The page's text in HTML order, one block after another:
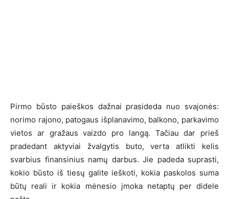
Pirmo būsto paieškos dažnai prasideda nuo svajonės:
norimo rajono, patogaus išplanavimo, balkono, parkavimo
vietos ar gražaus vaizdo pro langą. Tačiau dar prieš
pradedant aktyviai žvalgytis buto, verta atlikti kelis
svarbius finansinius namų darbus. Jie padeda suprasti,
kokio būsto iš tiesų galite ieškoti, kokia paskolos suma
būtų reali ir kokia mėnesio įmoka netaptų per didele